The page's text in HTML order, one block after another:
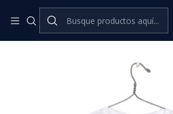
Inicio Catálogo Classic Música Classic